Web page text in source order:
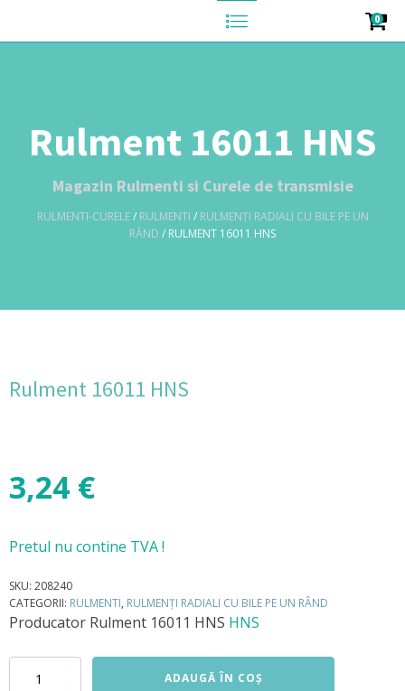
0
Rulment 16011 HNS
Magazin Rulmenti si Curele de transmisie
RULMENTI-CURELE/ RULMENTI / RULMENȚI RADIALI CU BILE PE UN
RÂND / RULMENT 16011 HNS
Rulment 16011 HNS
3,24 €
Pretul nu contine TVA !
SKU: 208240
CATEGORII: RULMENTI, RULMENȚI RADIALI CU BILE PE UN RÂND
Producator Rulment 16011 HNS HNS
Cantitate
ADAUGĂ ÎN COȘ